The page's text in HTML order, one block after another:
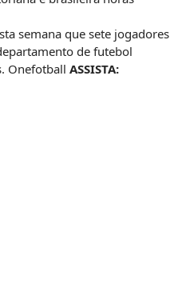
semana que sete jogadores
de futebol
Onefotball ASSISTA: